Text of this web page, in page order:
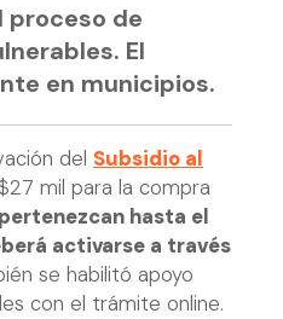
proceso de
El
en municipios.
del Subsidio al
mil para la compra
hasta el
activarse a través
se habilitó apoyo
con el trámite online.